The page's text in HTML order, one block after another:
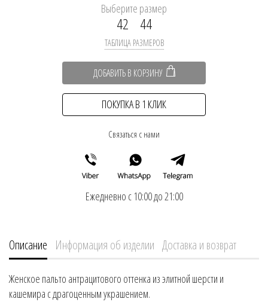
Выберите размер
42 44
ТАБЛИЦА РАЗМЕРОВ
ДОБАВИТЬ В КОРЗИНУ
ПОКУПКА В 1 КЛИК
Связаться с нами
Ежедневно с 10:00 до 21:00
Описание Информация об изделии Доставка и возврат
Женское пальто антрацитового оттенка из элитной шерсти и
кашемира с драгоценным украшением.